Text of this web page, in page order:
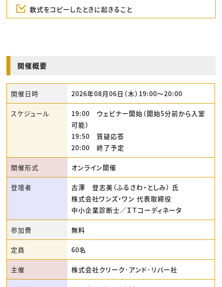
数式をコピーしたときに起きること
開催概要
開催日時 2026年08月06日（木）19:00〜20:00
スケジュール
19:00 ウェビナー開始（開始5分前から入室
可能）
19:50 質疑応答
20:00 終了予定
開催形式 オンライン開催
登壇者
古澤 登志美（ふるさわ・としみ） 氏
株式会社ワンズ・ワン 代表取締役
中小企業診断士／ＩＴコーディネータ
参加費 無料
定員 60名
主催 株式会社クリーク･アンド･リバー社